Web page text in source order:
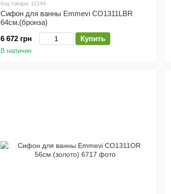
Код товара: 12144
Сифон для ванны Emmevi CO1311LBR
64см.(бронза)
6 672 грн
Купить
В наличии